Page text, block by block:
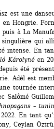
est une
en Hongrie.
puis à La
singulière qui
intense. En
Károlynéen
été
Adél est
tournée
Salômé
–
En tant
Ceylan